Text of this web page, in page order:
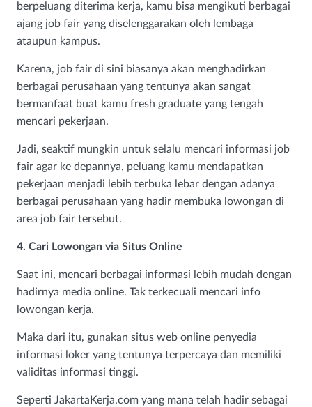
berpeluang diterima kerja, kamu bisa mengikuti berbagai
ajang job fair yang diselenggarakan oleh lembaga
ataupun kampus.
Karena, job fair di sini biasanya akan menghadirkan
berbagai perusahaan yang tentunya akan sangat
bermanfaat buat kamu fresh graduate yang tengah
mencari pekerjaan.
Jadi, seaktif mungkin untuk selalu mencari informasi job
fair agar ke depannya, peluang kamu mendapatkan
pekerjaan menjadi lebih terbuka lebar dengan adanya
berbagai perusahaan yang hadir membuka lowongan di
area job fair tersebut.
4. Cari Lowongan via Situs Online
Saat ini, mencari berbagai informasi lebih mudah dengan
hadirnya media online. Tak terkecuali mencari info
lowongan kerja.
Maka dari itu, gunakan situs web online penyedia
informasi loker yang tentunya terpercaya dan memiliki
validitas informasi tinggi.
Seperti JakartaKerja.com yang mana telah hadir sebagai